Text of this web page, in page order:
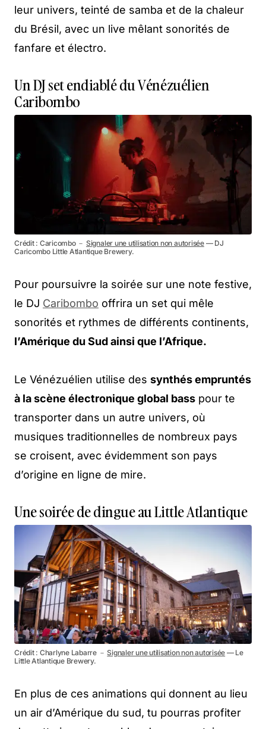
leur univers, teinté de samba et de la chaleur
du Brésil, avec un live mêlant sonorités de
fanfare et électro.
Un DJ set endiablé du Vénézuélien
Caribombo
Crédit : Caricombo － Signaler une utilisation non autorisée— DJ
Caricombo Little Atlantique Brewery.
Pour poursuivre la soirée sur une note festive,
le DJ Caribombo offrira un set qui mêle
sonorités et rythmes de différents continents,
l’Amérique du Sud ainsi que l’Afrique.
Le Vénézuélien utilise des synthés empruntés
à la scène électronique global bass pour te
transporter dans un autre univers, où
musiques traditionnelles de nombreux pays
se croisent, avec évidemment son pays
d’origine en ligne de mire.
Une soirée de dingue au Little Atlantique
Crédit : Charlyne Labarre －Signaler une utilisation non autorisée — Le
Little Atlantique Brewery.
En plus de ces animations qui donnent au lieu
un air d’Amérique du sud, tu pourras profiter